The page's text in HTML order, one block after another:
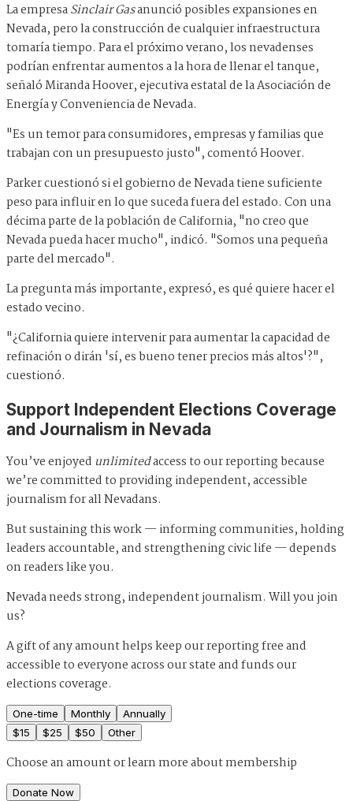
La empresaSinclair Gasanunció posibles expansiones en
Nevada, pero la construcción de cualquier infraestructura
tomaría tiempo. Para el próximo verano, los nevadenses
podrían enfrentar aumentos a la hora de llenar el tanque,
señaló Miranda Hoover, ejecutiva estatal de la Asociación de
Energía y Conveniencia de Nevada.
"Es un temor para consumidores, empresas y familias que
trabajan con un presupuesto justo", comentó Hoover.
Parker cuestionó si el gobierno de Nevada tiene suficiente
peso para influir en lo que suceda fuera del estado. Con una
décima parte de la población de California, "no creo que
Nevada pueda hacer mucho", indicó. "Somos una pequeña
parte del mercado".
La pregunta más importante, expresó, es qué quiere hacer el
estado vecino.
"¿California quiere intervenir para aumentar la capacidad de
refinación o dirán 'sí, es bueno tener precios más altos'?",
cuestionó.
Support Independent Elections Coverage
and Journalism in Nevada
You’ve enjoyed unlimitedaccess to our reporting because
we’re committed to providing independent, accessible
journalism for all Nevadans.
But sustaining this work — informing communities, holding
leaders accountable, and strengthening civic life — depends
on readers like you.
Nevada needs strong, independent journalism. Will you join
us?
A gift of any amount helps keep our reporting free and
accessible to everyone across our state and funds our
elections coverage.
One-time Monthly
Annually
$15 $25 $50 Other
Choose an amount orlearn more about membership
Donate Now